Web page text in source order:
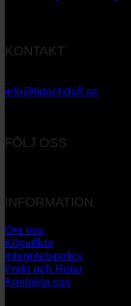
KONTAKT
info@tidochdoft.se
FÖLJ OSS
INFORMATION
Om oss
Köpvillkor
Integritetspolicy
Frakt och Retur
Kontakta oss